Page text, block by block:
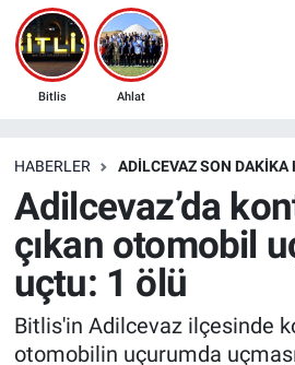
Bitlis Ahlat
HABERLER ADILCEVAZ SON DAKIKA
Adilcevaz’da
çıkan otomobil
uçtu: 1 ölü
Bitlis'in Adilcevaz ilçesinde
otomobilin uçurumda
Bölge
Çevre
Eğitim
Ekonomi
Genel
Bitlis Trafik Yoğunluk
Süper Lig Puan Durumu ve
Son Dakika Haberleri
Haber Arşivi